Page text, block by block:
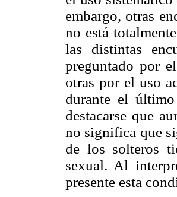
embargo, otras
no está
las distintas
preguntado por
otras por el uso
durante el
destacarse que
no significa que
de los solteros
sexual. Al
presente esta